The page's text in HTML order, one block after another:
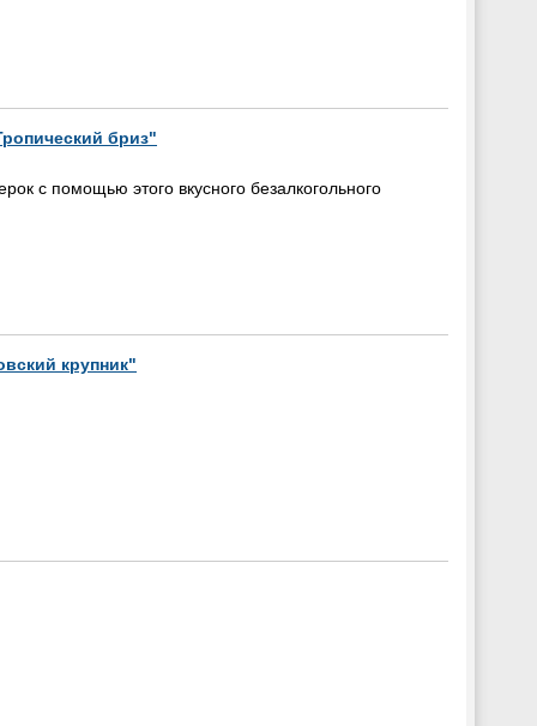
бриз"
с помощью этого вкусного безалкогольного
крупник"